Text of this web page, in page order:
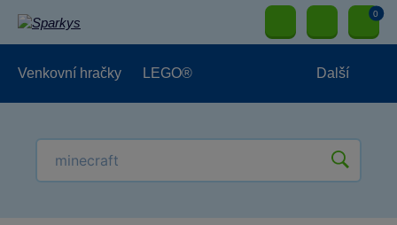
0
Venkovní hračky LEGO® Další